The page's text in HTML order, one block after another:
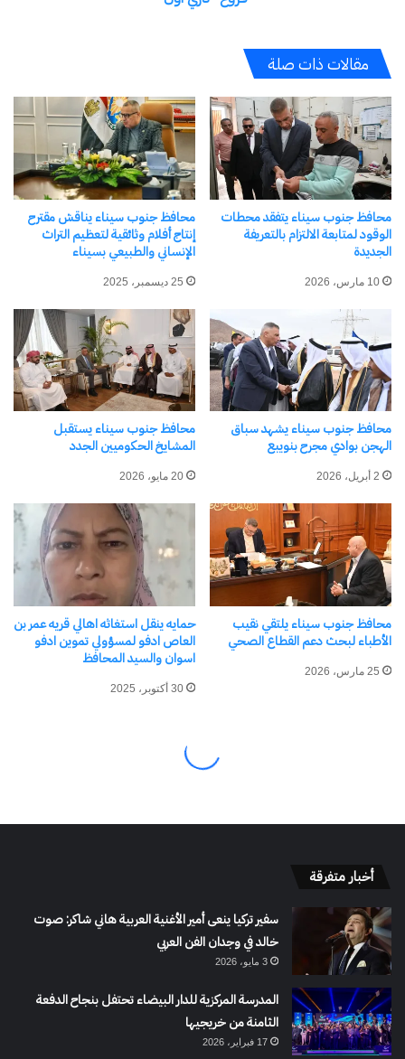
أخبار متفرقة
سفير تركيا ينعى أمير الأغنية العربية هاني شاكر: صوت
خالد في وجدان الفن العربي
3 مايو، 2026
المدرسة المركزية للدار البيضاء تحتفل بنجاح الدفعة
الثامنة من خريجيها
17 فبراير، 2026